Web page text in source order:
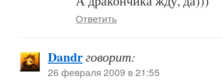
Ответить
Dandrговорит:
26 февраля 2009 в 21:55